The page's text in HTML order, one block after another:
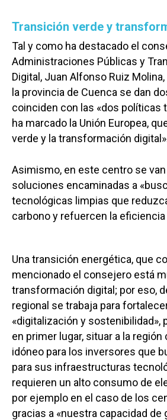
Transición verde y
Tal y como ha destacado el
Administraciones Públicas y
Digital, Juan Alfonso Ruiz
la provincia de Cuenca se dan
coinciden con las «dos políticas
ha marcado la Unión Europea,
verde y la transformación
Asimismo, en este centro se
soluciones encaminadas a
tecnológicas limpias que
carbono y refuercen la
Una transición energética, que
mencionado el consejero está
transformación digital; por eso,
regional se trabaja para
«digitalización y sostenibilidad»,
en primer lugar, situar a la
idóneo para los inversores que
para sus infraestructuras
requieren un alto consumo de
por ejemplo en el caso de los
gracias a «nuestra capacidad de